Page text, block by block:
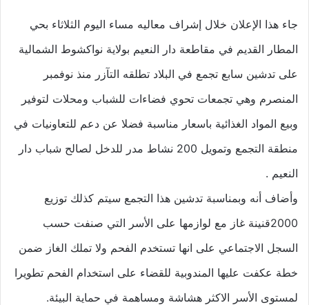
جاء هذا الإعلان خلال إشراف معاليه مساء اليوم الثلاثاء بحي
المطار القديم في مقاطعة دار النعيم بولاية نواكشوط الشمالية
على تدشين سابع تجمع في البلاد تطلقه التآزر منذ نوفمبر
المنصرم وهي تجمعات تحوي فضاءات للشباب ومحلات لتوفير
وبيع المواد الغذائية باسعار مناسبة فضلا عن دعم للتعاونيات في
منطقة التجمع وتمويل 200 نشاط مدر للدخل لصالح شباب دار
النعيم .
وأضاف أنه وبمناسبة تدشين هذا التجمع سيتم كذلك توزيع
2000قنينة غاز مع لوازمها على الأسر التي صنفت حسب
السجل الاجتماعي على انها تستخدم الفحم ولا تملك الغاز ضمن
خطة عكفت عليها المندوبية للقضاء على استخدام الفحم تطويرا
لمستوى الأسر الاكثر هشاشة ومساهمة في حماية البيئة.